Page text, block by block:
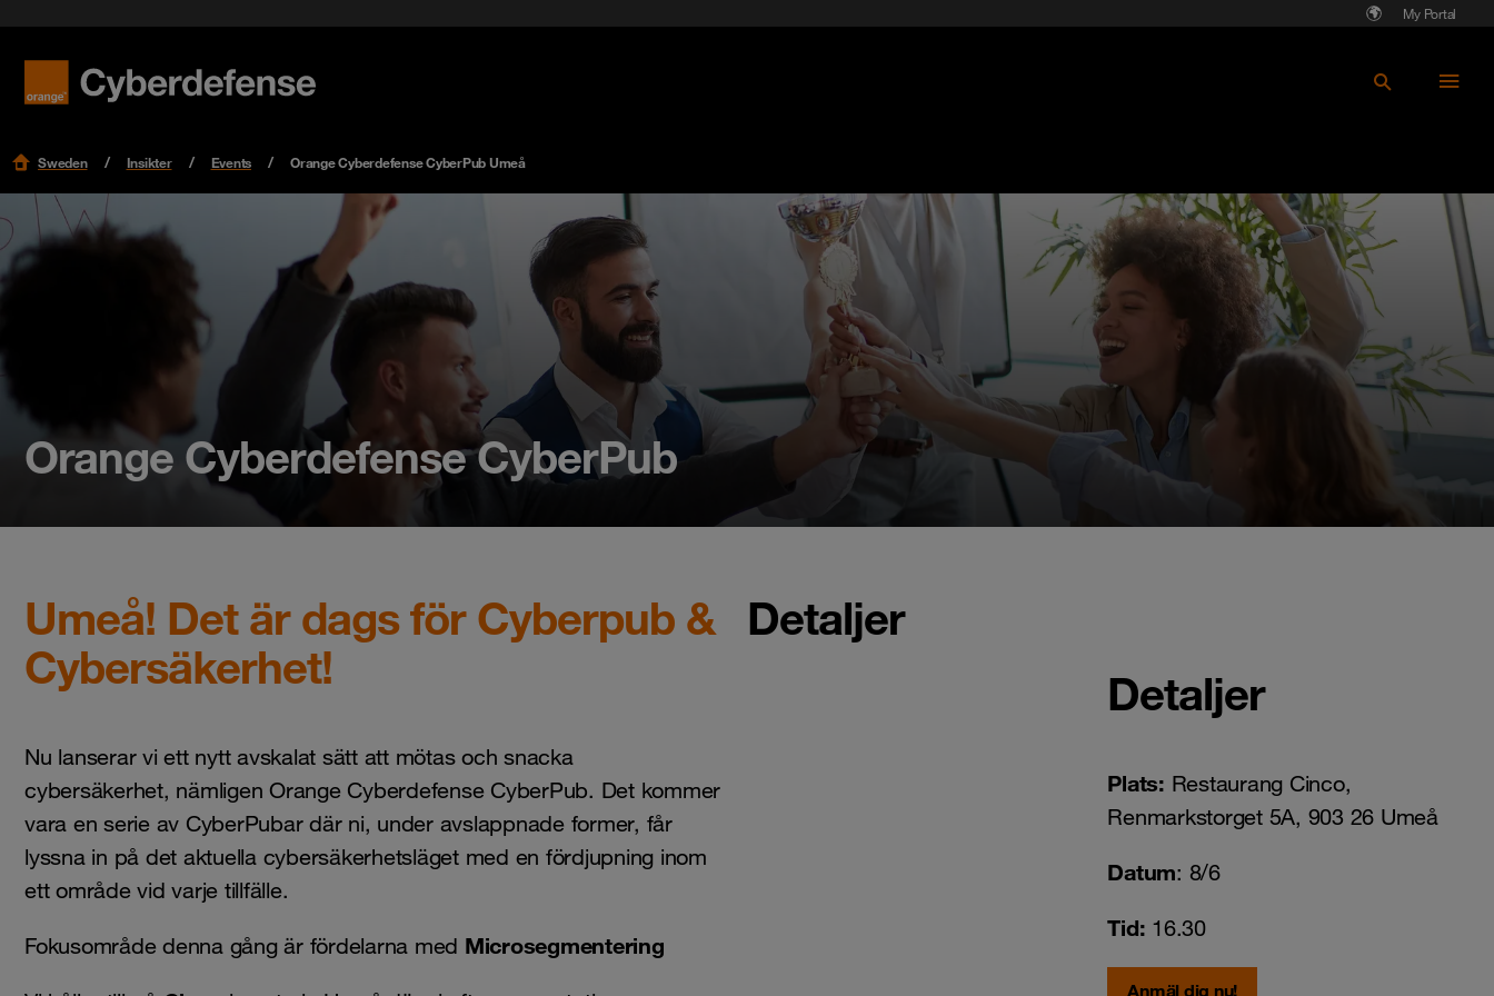
My Portal
Sweden Insikter Events Orange Cyberdefense CyberPub Umeå
Orange Cyberdefense CyberPub
Umeå! Det är dags för Cyberpub &
Cybersäkerhet!
Nu lanserar vi ett nytt avskalat sätt att mötas och snacka
cybersäkerhet, nämligen Orange Cyberdefense CyberPub. Det kommer
vara en serie av CyberPubar där ni, under avslappnade former, får
lyssna in på det aktuella cybersäkerhetsläget med en fördjupning inom
ett område vid varje tillfälle.
Fokusområde denna gång är fördelarna med Microsegmentering
Detaljer
Detaljer
Plats: Restaurang Cinco,
Renmarkstorget 5A, 903 26 Umeå
Datum: 8/6
Tid: 16.30
Anmäl dig nu!